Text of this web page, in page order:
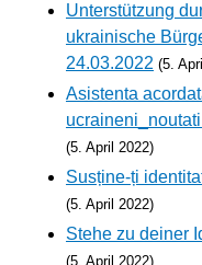
Unterstützung
ukrainische
24.03.2022 (5.
Asistenta
(5. April 2022)
Susține-ți
(5. April 2022)
Stehe zu deiner
(5. April 2022)